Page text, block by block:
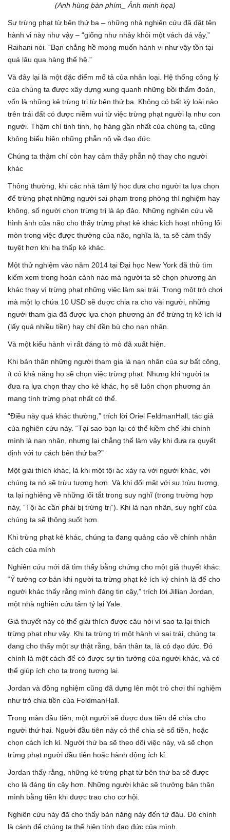
(Anh hùng bàn phím_ Ảnh minh họa)
Sự trừng phạt từ bên thứ ba – những nhà nghiên cứu đã đặt tên
hành vi này như vậy – “giống như nhảy khỏi một vách đá vậy,”
Raihani nói. “Bạn chẳng hề mong muốn hành vi như vậy tồn tại
quá lâu qua hàng thế hệ.”
Và đây lại là một đặc điểm mổ tả của nhân loại. Hệ thống công lý
của chúng ta được xây dựng xung quanh những bồi thẩm đoàn,
vốn là những kẻ trừng trị từ bên thứ ba. Không có bất kỳ loài nào
trên trái đất có được niềm vui từ việc trừng phạt người lạ như con
người. Thậm chí tinh tinh, họ hàng gần nhất của chúng ta, cũng
không biểu hiện những phẫn nộ về đạo đức.
Chúng ta thậm chí còn hay cảm thấy phẫn nộ thay cho người
khác
Thông thường, khi các nhà tâm lý học đưa cho người ta lựa chọn
để trừng phạt những người sai phạm trong phòng thí nghiệm hay
không, số người chọn trừng trị là áp đảo. Những nghiên cứu về
hình ảnh của não cho thấy trừng phạt kẻ khác kích hoạt những lối
mòn trong việc được thưởng của não, nghĩa là, ta sẽ cảm thấy
tuyệt hơn khi hạ thấp kẻ khác.
Một thử nghiệm vào năm 2014 tại Đại học New York đã thử tìm
kiếm xem trong hoàn cảnh nào mà người ta sẽ chọn phương án
khác thay vì trừng phạt những việc làm sai trái. Trong một trò chơi
mà một lọ chứa 10 USD sẽ được chia ra cho vài người, những
người tham gia đã được lựa chọn phương án để trừng trị kẻ ích kỉ
(lấy quá nhiều tiền) hay chỉ đền bù cho nạn nhân.
Và một kiểu hành vi rất đáng tò mò đã xuất hiện.
Khi bản thân những người tham gia là nạn nhân của sự bất công,
ít có khả năng họ sẽ chọn việc trừng phạt. Nhưng khi người ta
đưa ra lựa chọn thay cho kẻ khác, họ sẽ luôn chọn phương án
mang tính trừng phạt nhất có thể.
“Điều này quá khác thường,” trích lời Oriel FeldmanHall, tác giả
của nghiên cứu này. “Tại sao bạn lại có thể kiềm chế khi chính
mình là nạn nhân, nhưng lại chẳng thể làm vậy khi đưa ra quyết
định với tư cách bên thứ ba?”
Một giải thích khác, là khi một tội ác xảy ra với người khác, với
chúng ta nó sẽ trừu tượng hơn. Và khi đối mặt với sự trừu tượng,
ta lại nghiêng về những lối tắt trong suy nghĩ (trong trường hợp
này, “Tội ác cần phải bị trừng trị”). Khi là nạn nhân, suy nghĩ của
chúng ta sẽ thông suốt hơn.
Khi trừng phạt kẻ khác, chúng ta đang quảng cáo về chính nhân
cách của mình
Nghiên cứu mới đã tìm thấy bằng chứng cho một giả thuyết khác:
“Ý tưởng cơ bản khi người ta trừng phạt kẻ ích kỷ chính là để cho
người khác thấy rằng mình đáng tin cậy,” trích lời Jillian Jordan,
một nhà nghiên cứu tâm tý lại Yale.
Giả thuyết này có thể giải thích được câu hỏi vì sao ta lại thích
trừng phạt như vậy. Khi ta trừng trị một hành vi sai trái, chúng ta
đang cho thấy một sự thật rằng, bản thân ta, là có đạo đức. Đó
chính là một cách để có được sự tin tưởng của người khác, và có
thể giúp ích cho ta trong tương lai.
Jordan và đồng nghiệm cũng đã dựng lên một trò chơi thí nghiệm
như trò chia tiền của FeldmanHall.
Trong màn đầu tiên, một người sẽ được đưa tiền để chia cho
người thứ hai. Người đầu tiên này có thể chia sẻ số tiền, hoặc
chọn cách ích kỉ. Người thứ ba sẽ theo dõi việc này, và sẽ chọn
trừng phạt người đầu tiên hoặc hành động ích kỉ.
Jordan thấy rằng, những kẻ trừng phạt từ bên thứ ba sẽ được
cho là đáng tin cậy hơn. Những người khác sẽ thưởng bản thân
mình bằng tiền khi được trao cho cơ hội.
Nghiên cứu này đã cho thấy bản năng này đến từ đâu. Đó chính
là cánh để chúng ta thể hiện tính đạo đức của mình.